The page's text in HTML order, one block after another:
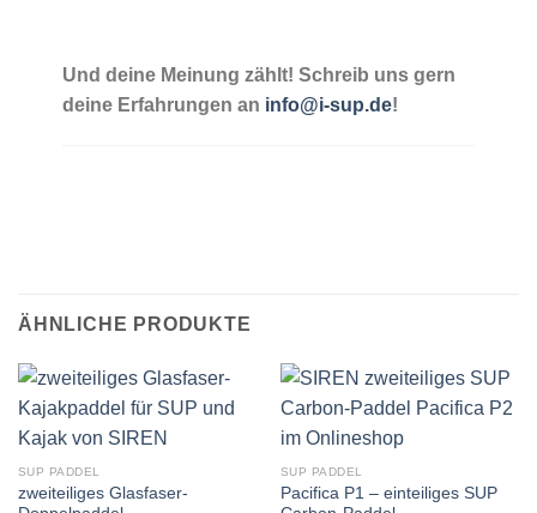
Und deine Meinung zählt! Schreib uns gern
deine Erfahrungen an info@i-sup.de!
ÄHNLICHE PRODUKTE
SUP PADDEL
zweiteiliges Glasfaser-
SUP PADDEL
Pacifica P1 – einteiliges SUP